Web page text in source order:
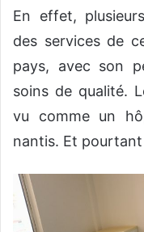
En effet,
des services de
pays, avec son
soins de qualité.
vu comme un
nantis. Et pourtant